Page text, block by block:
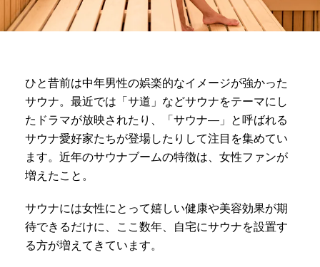
ひと昔前は中年男性の娯楽的なイメージが強かった
サウナ。最近では「サ道」などサウナをテーマにし
たドラマが放映されたり、「サウナ―」と呼ばれる
サウナ愛好家たちが登場したりして注目を集めてい
ます。近年のサウナブームの特徴は、女性ファンが
増えたこと。
サウナには女性にとって嬉しい健康や美容効果が期
待できるだけに、ここ数年、自宅にサウナを設置す
る方が増えてきています。